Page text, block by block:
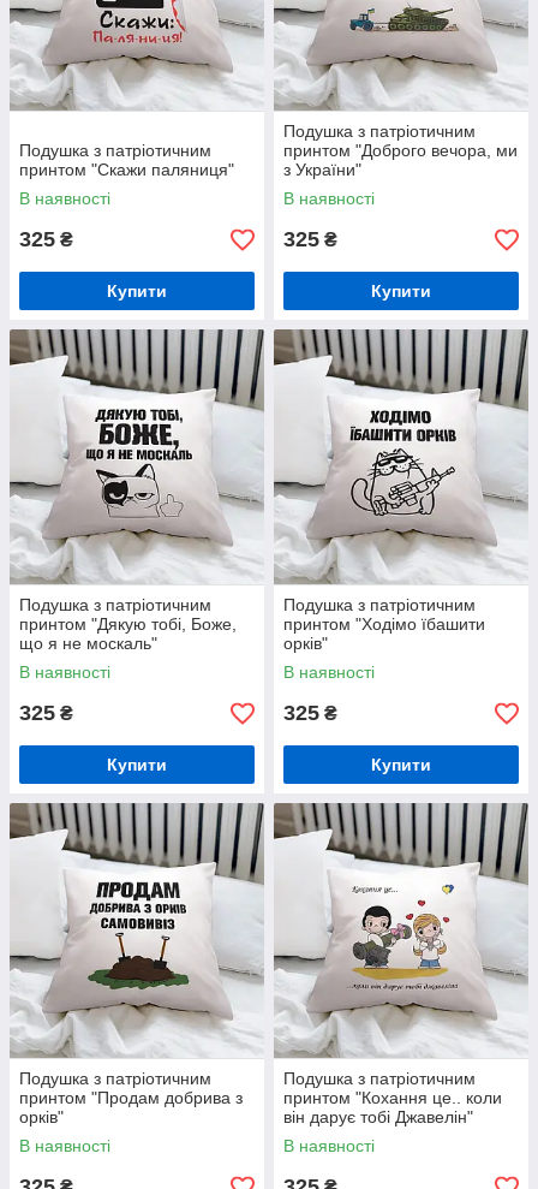
Подушка з патріотичним
принтом "Скажи паляниця"
В наявності
325 ₴
Купити
Подушка з патріотичним
принтом "Доброго вечора, ми
з України"
В наявності
325 ₴
Купити
Подушка з патріотичним
принтом "Дякую тобі, Боже,
що я не москаль"
В наявності
325 ₴
Купити
Подушка з патріотичним
принтом "Ходімо їбашити
орків"
В наявності
325 ₴
Купити
Подушка з патріотичним
принтом "Продам добрива з
орків"
В наявності
Подушка з патріотичним
принтом "Кохання це.. коли
він дарує тобі Джавелін"
В наявності